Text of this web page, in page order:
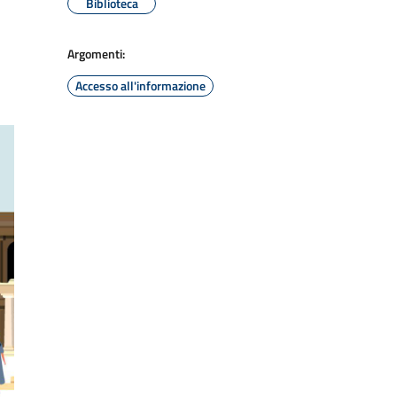
Argomenti:
Accesso all'informazione